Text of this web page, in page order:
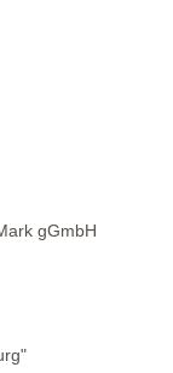
gGmbH